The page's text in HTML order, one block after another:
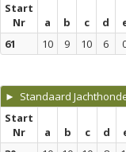
Start
Nr
a b c d
61
10 9 10 6
► Standaard
Start
Nr
a b c d